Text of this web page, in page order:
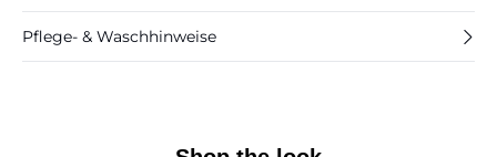
Pflege- & Waschhinweise